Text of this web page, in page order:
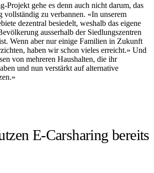
Projekt gehe es denn auch nicht darum, das
vollständig zu verbannen. «In unserem
dezentral besiedelt, weshalb das eigene
ausserhalb der Siedlungszentren
Wenn aber nur einige Familien in Zukunft
haben wir schon vieles erreicht.» Und
von mehreren Haushalten, die ihr
und nun verstärkt auf alternative
E-Carsharing bereits